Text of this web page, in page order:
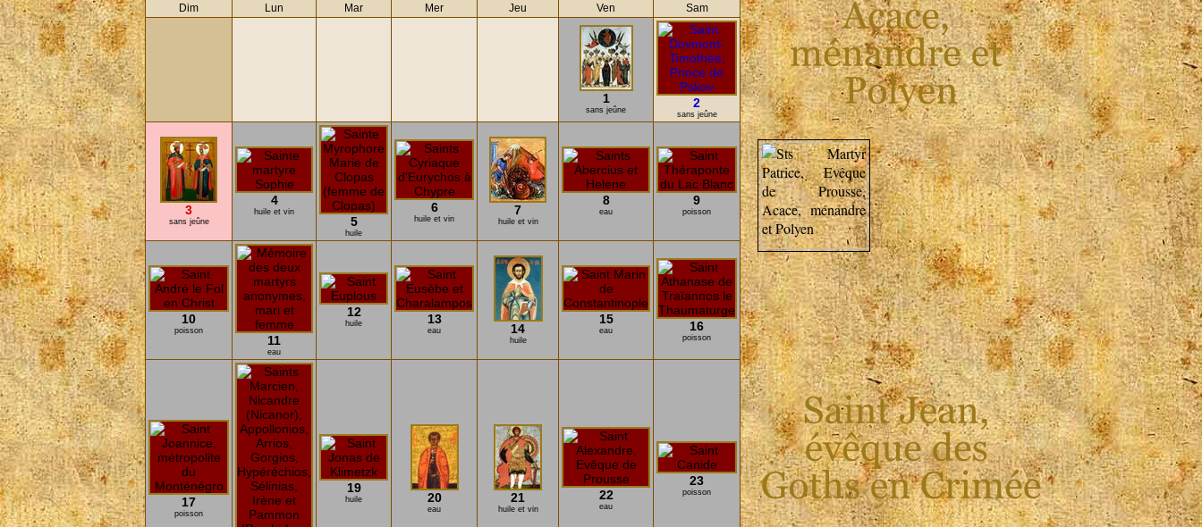
Dim Lun Mar Mer Jeu Ven Sam
1
sans jeûne 2
sans jeûne
3
sans jeûne
4
huile et vin
5
huile
6
huile et vin
7
huile et vin
8
eau
9
poisson
10
poisson
11
eau
12
huile 13
eau 14
huile
15
eau 16
poisson
17
poisson
19
huile 20
eau
21
huile et vin
22
eau
23
poisson